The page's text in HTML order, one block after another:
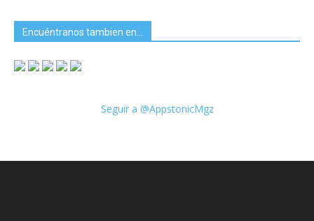
Encuéntranos tambien en…
Seguir a @AppstonicMgz